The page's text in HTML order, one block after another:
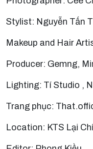
Stylist: Nguyễn Tấn
Makeup and Hair
Producer: Gemng,
Lighting: Tí Studio ,
Trang phục:
Location: KTS Lại